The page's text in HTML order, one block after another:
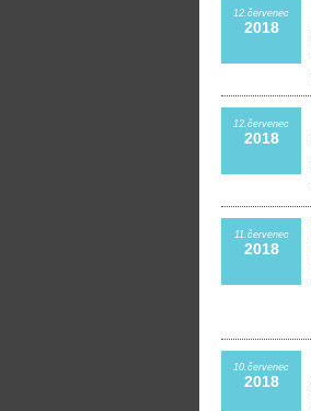
12.červenec
2018
12.červenec
2018
11.červenec
2018
10.červenec
2018